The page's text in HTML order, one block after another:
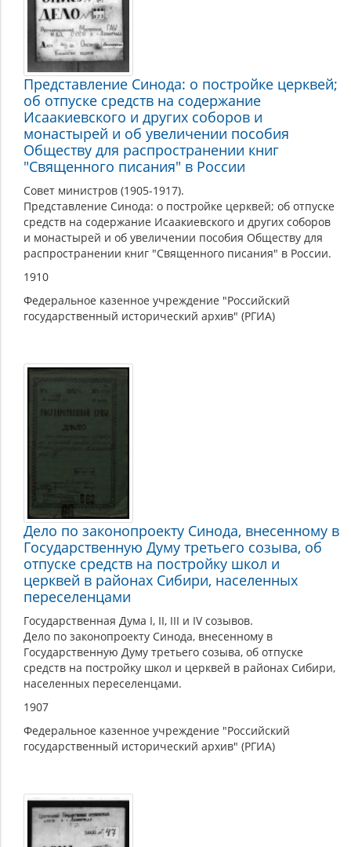
Представление Синода: о постройке церквей;
об отпуске средств на содержание
Исаакиевского и других соборов и
монастырей и об увеличении пособия
Обществу для распространении книг
"Священного писания" в России
Совет министров (1905-1917).
Представление Синода: о постройке церквей; об отпуске
средств на содержание Исаакиевского и других соборов
и монастырей и об увеличении пособия Обществу для
распространении книг "Священного писания" в России.
1910
Федеральное казенное учреждение "Российский
государственный исторический архив" (РГИА)
Дело по законопроекту Синода, внесенному в
Государственную Думу третьего созыва, об
отпуске средств на постройку школ и
церквей в районах Сибири, населенных
переселенцами
Государственная Дума I, II, III и IV созывов.
Дело по законопроекту Синода, внесенному в
Государственную Думу третьего созыва, об отпуске
средств на постройку школ и церквей в районах Сибири,
населенных переселенцами.
1907
Федеральное казенное учреждение "Российский
государственный исторический архив" (РГИА)